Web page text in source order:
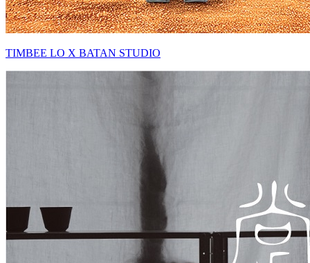
TIMBEE LO X BATAN STUDIO